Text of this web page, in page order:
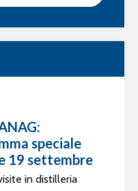
speciale
19 settembre
in distilleria